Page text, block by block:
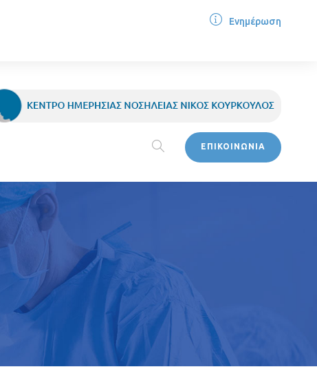
Ενημέρωση
ΕΠΙΚΟΙΝΩΝΙΑ